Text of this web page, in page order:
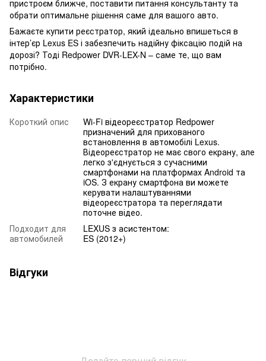
пристроєм ближче, поставити питання консультанту та
обрати оптимальне рішення саме для вашого авто.
Бажаєте купити реєстратор, який ідеально впишеться в
інтер’єр Lexus ES і забезпечить надійну фіксацію подій на
дорозі? Тоді Redpower DVR-LEX-N – саме те, що вам
потрібно.
Характеристики
Короткий опис
Wi-Fi відеореєстратор Redpower
призначений для прихованого
встановлення в автомобілі Lexus.
Відеореєстратор не має свого екрану, але
легко з'єднується з сучасними
смартфонами на платформах Android та
iOS. З екрану смартфона ви можете
керувати налаштуваннями
відеореєстратора та переглядати
поточне відео.
Подходит для
автомобилей
LEXUS з асистентом:
ES (2012+)
Відгуки